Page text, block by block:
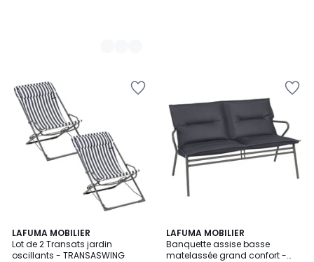
LAFUMA MOBILIER
Lot de 2 Transats jardin
oscillants - TRANSASWING
2
Couleurs
LAFUMA MOBILIER
Banquette assise basse
matelassée grand confort -
2
Couleurs